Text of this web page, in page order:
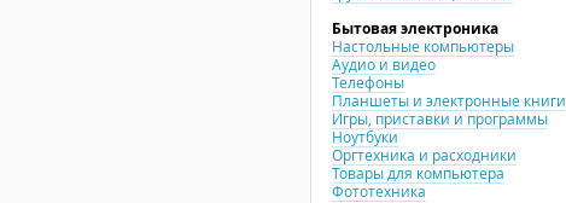
Бытовая электроника
Настольные компьютеры
Аудио и видео
Телефоны
Планшеты и электронные книги
Игры, приставки и программы
Ноутбуки
Оргтехника и расходники
Товары для компьютера
Фототехника